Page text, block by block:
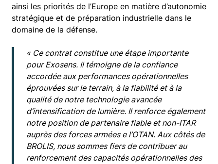
ainsi les priorités de l’Europe en matière d’autonomie
stratégique et de préparation industrielle dans le
domaine de la défense.
« Ce contrat constitue une étape importante
pour Exosens. Il témoigne de la confiance
accordée aux performances opérationnelles
éprouvées sur le terrain, à la fiabilité et à la
qualité de notre technologie avancée
d’intensification de lumière. Il renforce également
notre position de partenaire fiable et non-ITAR
auprès des forces armées e l’OTAN. Aux côtés de
BROLIS, nous sommes fiers de contribuer au
renforcement des capacités opérationnelles des